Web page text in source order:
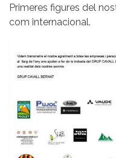
Primeres figures del
com internacional.